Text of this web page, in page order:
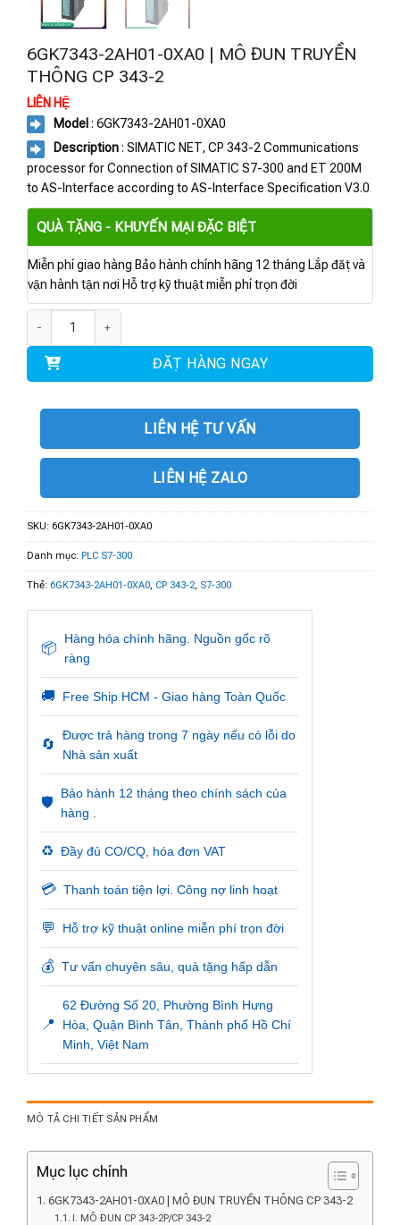
6GK7343-2AH01-0XA0 | MÔ ĐUN TRUYỀN
THÔNG CP 343-2
LIÊN HỆ
Model : 6GK7343-2AH01-0XA0
Description: SIMATIC NET, CP 343-2 Communications
processor for Connection of SIMATIC S7-300 and ET 200M
to AS-Interface according to AS-Interface Specification V3.0
QUÀ TẶNG - KHUYẾN MẠI ĐẶC BIỆT
Miễn phí giao hàng Bảo hành chính hãng 12 tháng Lắp đặt và
vận hành tận nơi Hỗ trợ kỹ thuật miễn phí trọn đời
ĐẶT HÀNG NGAY
LIÊN HỆ TƯ VẤN
LIÊN HỆ ZALO
SKU: 6GK7343-2AH01-0XA0
Danh mục: PLC S7-300
Thẻ: 6GK7343-2AH01-0XA0, CP 343-2, S7-300
📦
Hàng hóa chính hãng. Nguồn gốc rõ
ràng
🚚 Free Ship HCM - Giao hàng Toàn Quốc
🔄
Được trả hàng trong 7 ngày nếu có lỗi do
Nhà sản xuất
🛡️
Bảo hành 12 tháng theo chính sách của
hàng .
♻️ Đầy đủ CO/CQ, hóa đơn VAT
💳 Thanh toán tiện lợi. Công nợ linh hoạt
💬 Hỗ trợ kỹ thuật online miễn phí trọn đời
💰 Tư vấn chuyên sâu, quà tặng hấp dẫn
📍
62 Đường Số 20, Phường Bình Hưng
Hòa, Quận Bình Tân, Thành phố Hồ Chí
Minh, Việt Nam
MÔ TẢ CHI TIẾT SẢN PHẨM
Mục lục chính
6GK7343-2AH01-0XA0 | MÔ ĐUN TRUYỀN THÔNG CP 343-2
I. MÔ ĐUN CP 343-2P/CP 343-2